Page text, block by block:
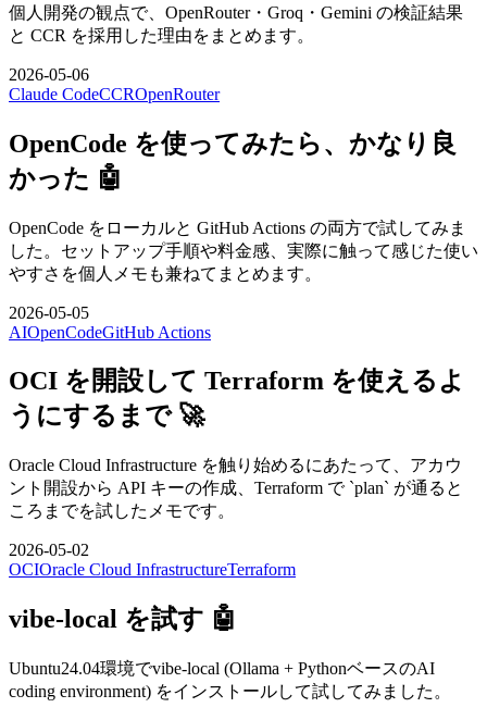
個人開発の観点で、OpenRouter・Groq・Gemini の検証結果
と CCR を採用した理由をまとめます。
2026-05-06
Claude CodeCCROpenRouter
OpenCode を使ってみたら、かなり良
かった 🤖
OpenCode をローカルと GitHub Actions の両方で試してみま
した。セットアップ手順や料金感、実際に触って感じた使い
やすさを個人メモも兼ねてまとめます。
2026-05-05
AIOpenCodeGitHub Actions
OCI を開設して Terraform を使えるよ
うにするまで 🚀
Oracle Cloud Infrastructure を触り始めるにあたって、アカウ
ント開設から API キーの作成、Terraform で `plan` が通ると
ころまでを試したメモです。
2026-05-02
OCIOracle Cloud InfrastructureTerraform
vibe-local を試す 🤖
Ubuntu24.04環境でvibe-local (Ollama + PythonベースのAI
coding environment) をインストールして試してみました。